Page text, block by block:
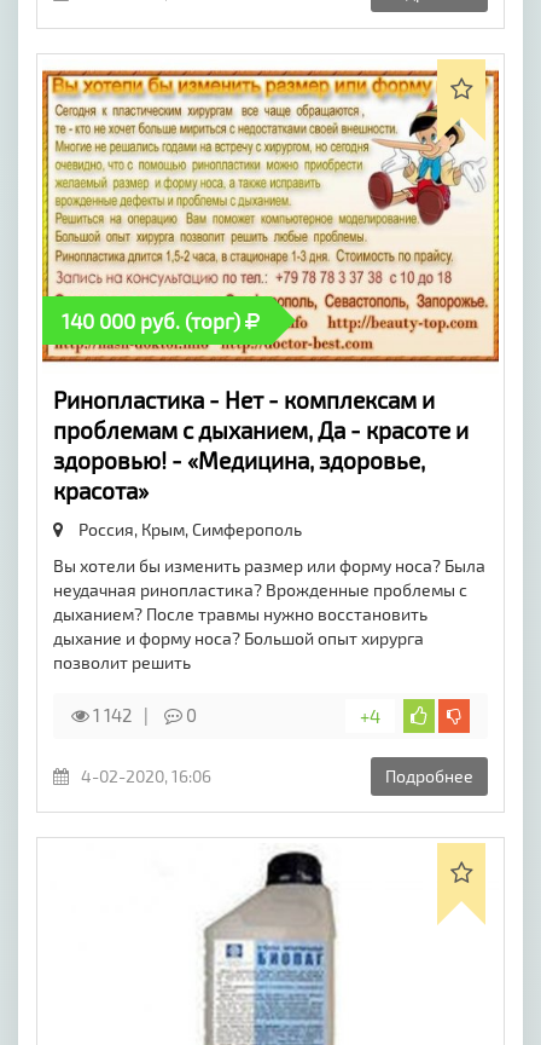
140 000 руб. (торг)
Ринопластика - Нет - комплексам и
проблемам с дыханием, Да - красоте и
здоровью! - «Медицина, здоровье,
красота»
Россия, Крым,Симферополь
Вы хотели бы изменить размер или форму носа? Была
неудачная ринопластика? Врожденные проблемы с
дыханием? После травмы нужно восстановить
дыхание и форму носа? Большой опыт хирурга
позволит решить
1 142 0 +4
4-02-2020, 16:06 Подробнее